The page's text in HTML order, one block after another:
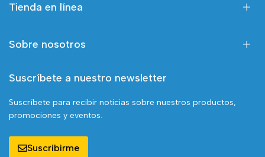
Tienda en línea
Sobre nosotros
Suscríbete a nuestro newsletter
Suscríbete para recibir noticias sobre nuestros productos,
promociones y eventos.
Suscribirme